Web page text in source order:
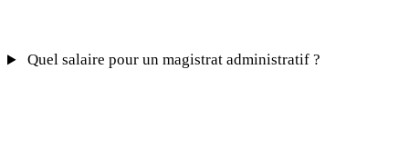
Quel salaire pour un magistrat administratif ?